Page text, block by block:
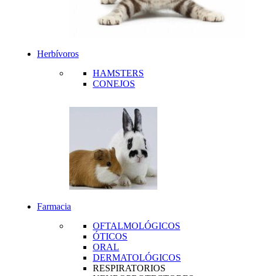
Herbívoros
HAMSTERS
CONEJOS
Farmacia
OFTALMOLÓGICOS
ÓTICOS
ORAL
DERMATOLÓGICOS
RESPIRATORIOS